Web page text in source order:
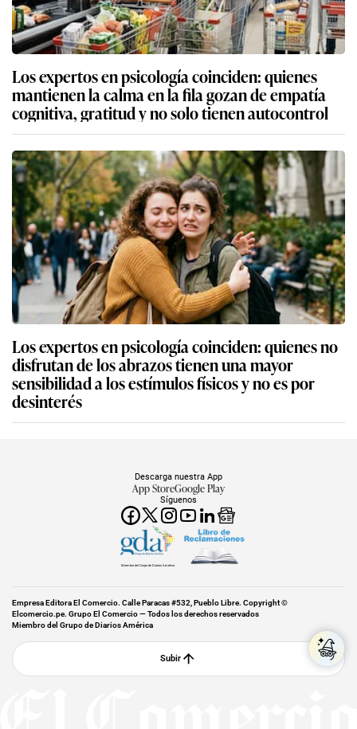
Los expertos en psicología coinciden: quienes
mantienen la calma en la fila gozan de empatía
cognitiva, gratitud y no solo tienen autocontrol
Los expertos en psicología coinciden: quienes no
disfrutan de los abrazos tienen una mayor
sensibilidad a los estímulos físicos y no es por
desinterés
Síguenos
Descarga nuestra App
App StoreGoogle Play
Miembro del Grupo de Diarios América
Empresa Editora El Comercio. Calle Paracas #532, Pueblo Libre. Copyright ©
Elcomercio.pe. Grupo El Comercio — Todos los derechos reservados
Miembro del Grupo de Diarios América
Subir